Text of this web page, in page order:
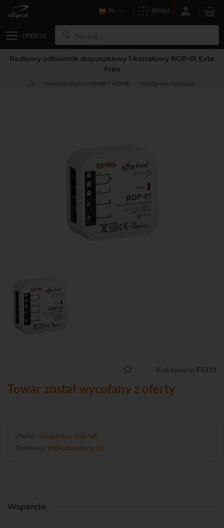
PL MENU
OFERTA
Radiowy odbiornik dopuszkowy 1-kanałowy ROP-01 Exta
Free
Wideodomofony SMART HOME Inteligentny budynek
Kod towaru: F5211
Towar został wycofany z oferty
Oferta: Inteligentny budynek
Biblioteka: Wideodomofony (3)
Wsparcie